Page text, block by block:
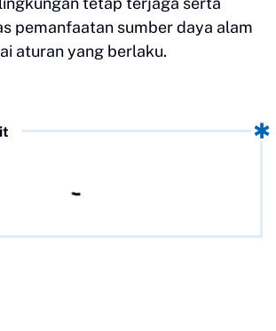
pemanfaatan sumber daya alam
aturan yang berlaku.